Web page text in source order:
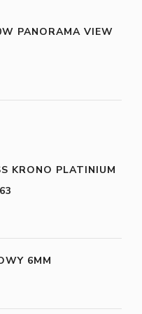
PANORAMA VIEW
KRONO PLATINIUM
6MM